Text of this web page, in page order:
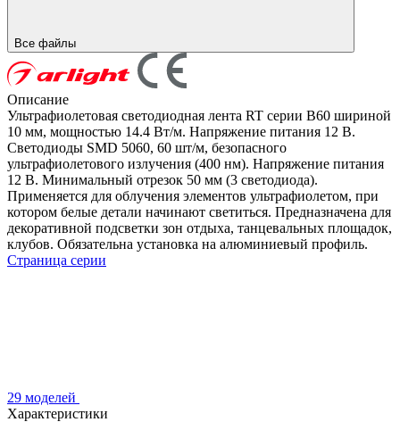
Все файлы
Описание
Ультрафиолетовая светодиодная лента RT серии B60 шириной
10 мм, мощностью 14.4 Вт/м. Напряжение питания 12 В.
Светодиоды SMD 5060, 60 шт/м, безопасного
ультрафиолетового излучения (400 нм). Напряжение питания
12 В. Минимальный отрезок 50 мм (3 светодиода).
Применяется для облучения элементов ультрафиолетом, при
котором белые детали начинают светиться. Предназначена для
декоративной подсветки зон отдыха, танцевальных площадок,
клубов. Обязательна установка на алюминиевый профиль.
Страница серии
29 моделей
Характеристики